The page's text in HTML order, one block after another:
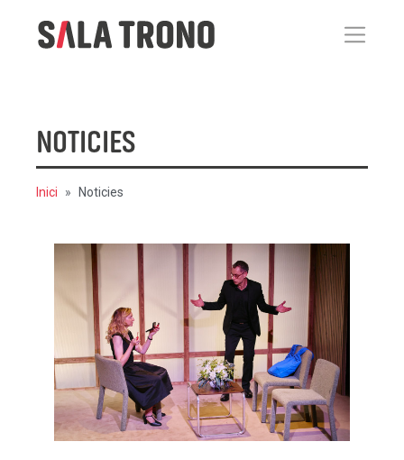
NOTICIES
Inici Noticies